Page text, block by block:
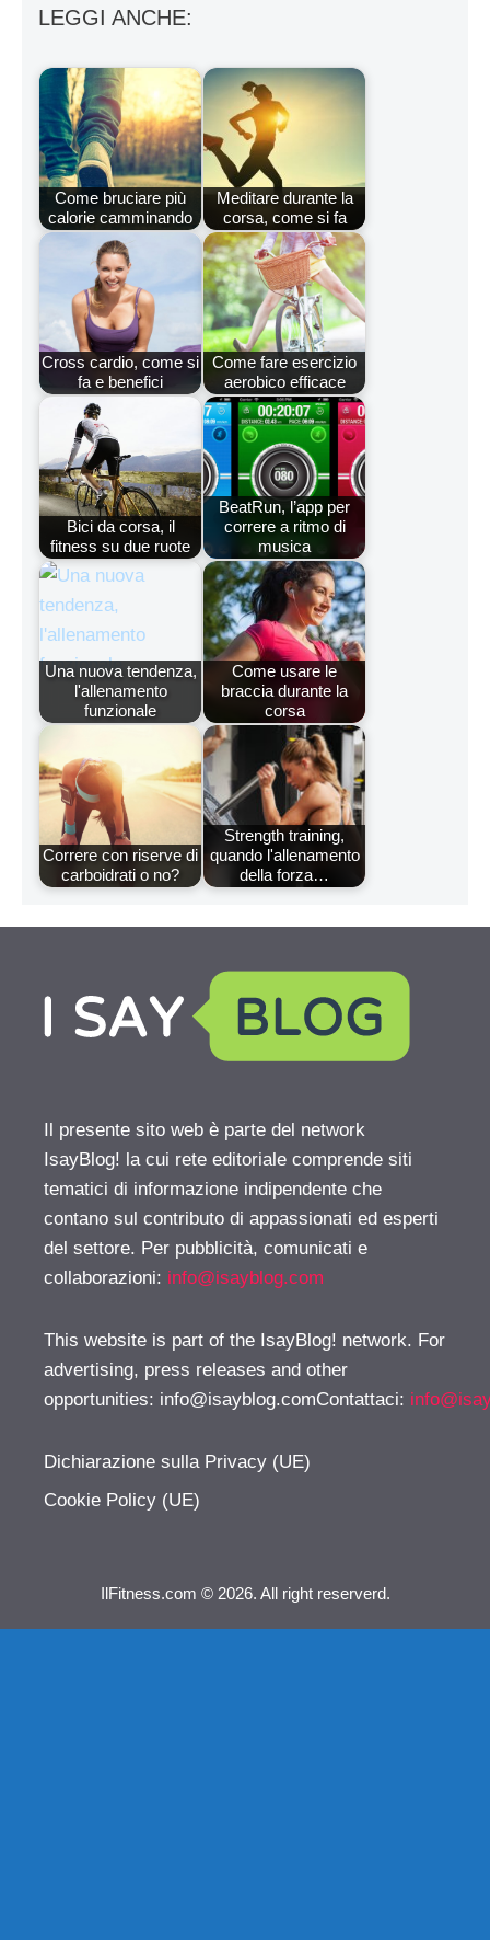
LEGGI ANCHE:
Come bruciare più
calorie camminando
Meditare durante la
corsa, come si fa
Cross cardio, come si
fa e benefici
Come fare esercizio
aerobico efficace
Bici da corsa, il
fitness su due ruote
BeatRun, l’app per
correre a ritmo di
musica
Una nuova tendenza,
l'allenamento
funzionale
Come usare le
braccia durante la
corsa
Correre con riserve di
carboidrati o no?
Strength training,
quando l'allenamento
della forza…
Il presente sito web è parte del network
IsayBlog! la cui rete editoriale comprende siti
tematici di informazione indipendente che
contano sul contributo di appassionati ed esperti
del settore. Per pubblicità, comunicati e
collaborazioni: info@isayblog.com
This website is part of the IsayBlog! network. For
advertising, press releases and other
opportunities: info@isayblog.comContattaci:
Dichiarazione sulla Privacy (UE)
Cookie Policy (UE)
IlFitness.com © 2026. All right reserverd.